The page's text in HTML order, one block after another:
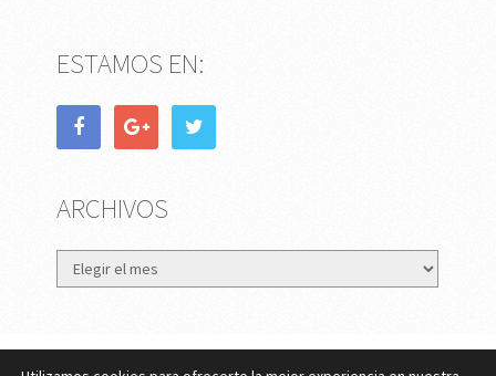
ESTAMOS EN:
ARCHIVOS
Archivos